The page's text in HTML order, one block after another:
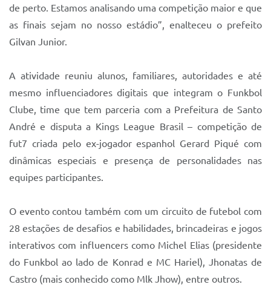
de perto. Estamos analisando uma competição maior e que
as finais sejam no nosso estádio”, enalteceu o prefeito
Gilvan Junior.
A atividade reuniu alunos, familiares, autoridades e até
mesmo influenciadores digitais que integram o Funkbol
Clube, time que tem parceria com a Prefeitura de Santo
André e disputa a Kings League Brasil – competição de
fut7 criada pelo ex-jogador espanhol Gerard Piqué com
dinâmicas especiais e presença de personalidades nas
equipes participantes.
O evento contou também com um circuito de futebol com
28 estações de desafios e habilidades, brincadeiras e jogos
interativos com influencers como Michel Elias (presidente
do Funkbol ao lado de Konrad e MC Hariel), Jhonatas de
Castro (mais conhecido como Mlk Jhow), entre outros.